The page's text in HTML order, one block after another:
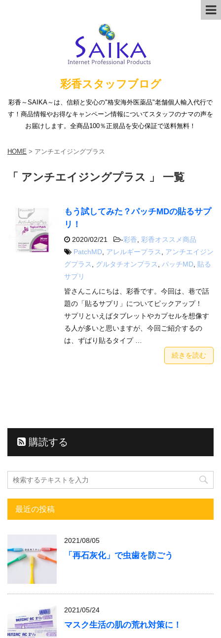
彩香スタッフブログ
彩香～SAIKA～は、信頼と安心の"格安海外医薬品"老舗個人輸入代行で
す！商品情報やお得なキャンペーン情報についてスタッフのナマの声を
お届けします。全商品100％正規品を安心保証で送料無料！
HOME > アンチエイジングプラス
「 アンチエイジングプラス 」 一覧
もう試してみた？パッチMDの貼るサプ
リ！
2020/02/21 -彩香
彩香オススメ商品
PatchMD アレルギープラス
アンチエイジン
グプラス
グルタチオンプラス パッチMD
貼る
サプリ
皆さんこんにちは、彩香です。今回は、巷で話
題の「貼るサプリ」についてピックアップ！
サプリといえばタブレットやカプセルを想像す
る人が多いと思いますが、今回ご紹介するの
は、ずばり貼るタイプ …
続きを読む
購読する
最近の投稿
2021/08/05
「再石灰化」で虫歯を防ごう
2021/05/24
マスク生活の肌の荒れ対策に！